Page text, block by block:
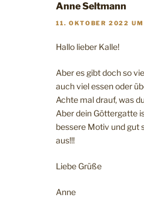
Anne Seltmann
11. OKTOBER 2022
Hallo lieber Kalle!
Aber es gibt doch so
auch viel essen oder
Achte mal drauf, was
Aber dein Göttergatte
bessere Motiv und gut
aus!!!
Liebe Grüße
Anne